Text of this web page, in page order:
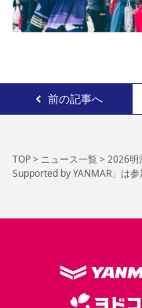
前の記事へ
TOP> ニュース一覧> 2026明
Supported by YANMAR」は参